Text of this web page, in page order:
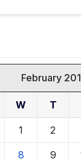
February
W T
1 2
8 9